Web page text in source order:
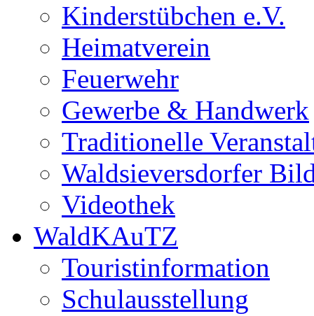
Kinderstübchen e.V.
Heimatverein
Feuerwehr
Gewerbe & Handwerk
Traditionelle
Waldsieversdorfer
Videothek
WaldKAuTZ
Touristinformation
Schulausstellung